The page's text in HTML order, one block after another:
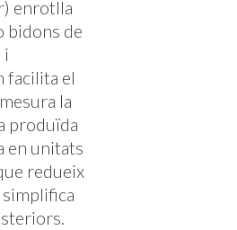
enrotlla
bidons de
i
facilita el
la
produïda
en unitats
redueix